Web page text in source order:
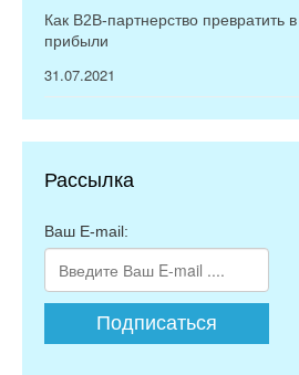
Как B2B-партнерство превратить
прибыли
31.07.2021
Рассылка
Ваш E-mail: